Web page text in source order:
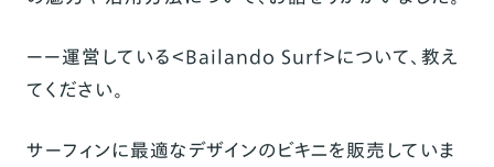
ーー運営している＜Bailando Surf＞について、教え
てください。
サーフィンに最適なデザインのビキニを販売していま